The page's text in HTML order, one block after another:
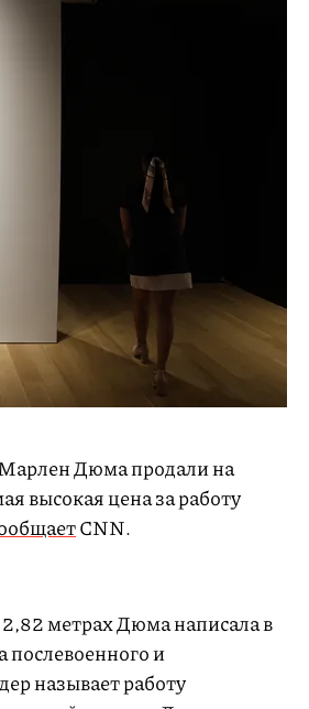
Дюма продали на
высокая цена за работу
CNN.
метрах Дюма написала в
послевоенного и
называет работу